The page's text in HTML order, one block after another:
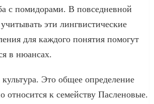
с помидорами. В повседневной
эти лингвистические
для каждого понятия помогут
в нюансах.
Это общее определение
относится к семейству Пасленовые.